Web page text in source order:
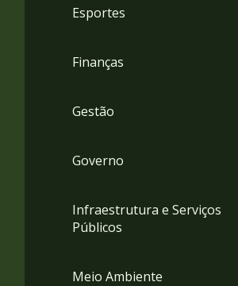
Esportes
Finanças
Gestão
Governo
Infraestrutura e Serviços
Públicos
Meio Ambiente